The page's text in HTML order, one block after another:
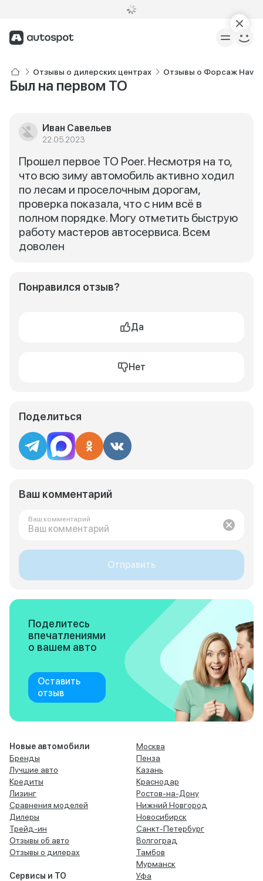
Отзывы о дилерских центрах Отзывы о Форсаж Haval
Был на первом ТО
Иван Савельев
22.05.2023
Прошел первое ТО Poer. Несмотря на то,
что всю зиму автомобиль активно ходил
по лесам и проселочным дорогам,
проверка показала, что с ним всё в
полном порядке. Могу отметить быструю
работу мастеров автосервиса. Всем
доволен
Понравился отзыв?
Да
Нет
Поделиться
Ваш комментарий
Ваш комментарий
Отправить
Поделитесь
впечатлениями
о вашем авто
Оставить
отзыв
Новые автомобили
Бренды
Лучшие авто
Кредиты
Лизинг
Сравнения моделей
Дилеры
Трейд-ин
Отзывы об авто
Отзывы о дилерах
Сервисы и ТО
Москва
Пенза
Казань
Краснодар
Ростов-на-Дону
Нижний Новгород
Новосибирск
Санкт-Петербург
Волгоград
Тамбов
Мурманск
Уфа